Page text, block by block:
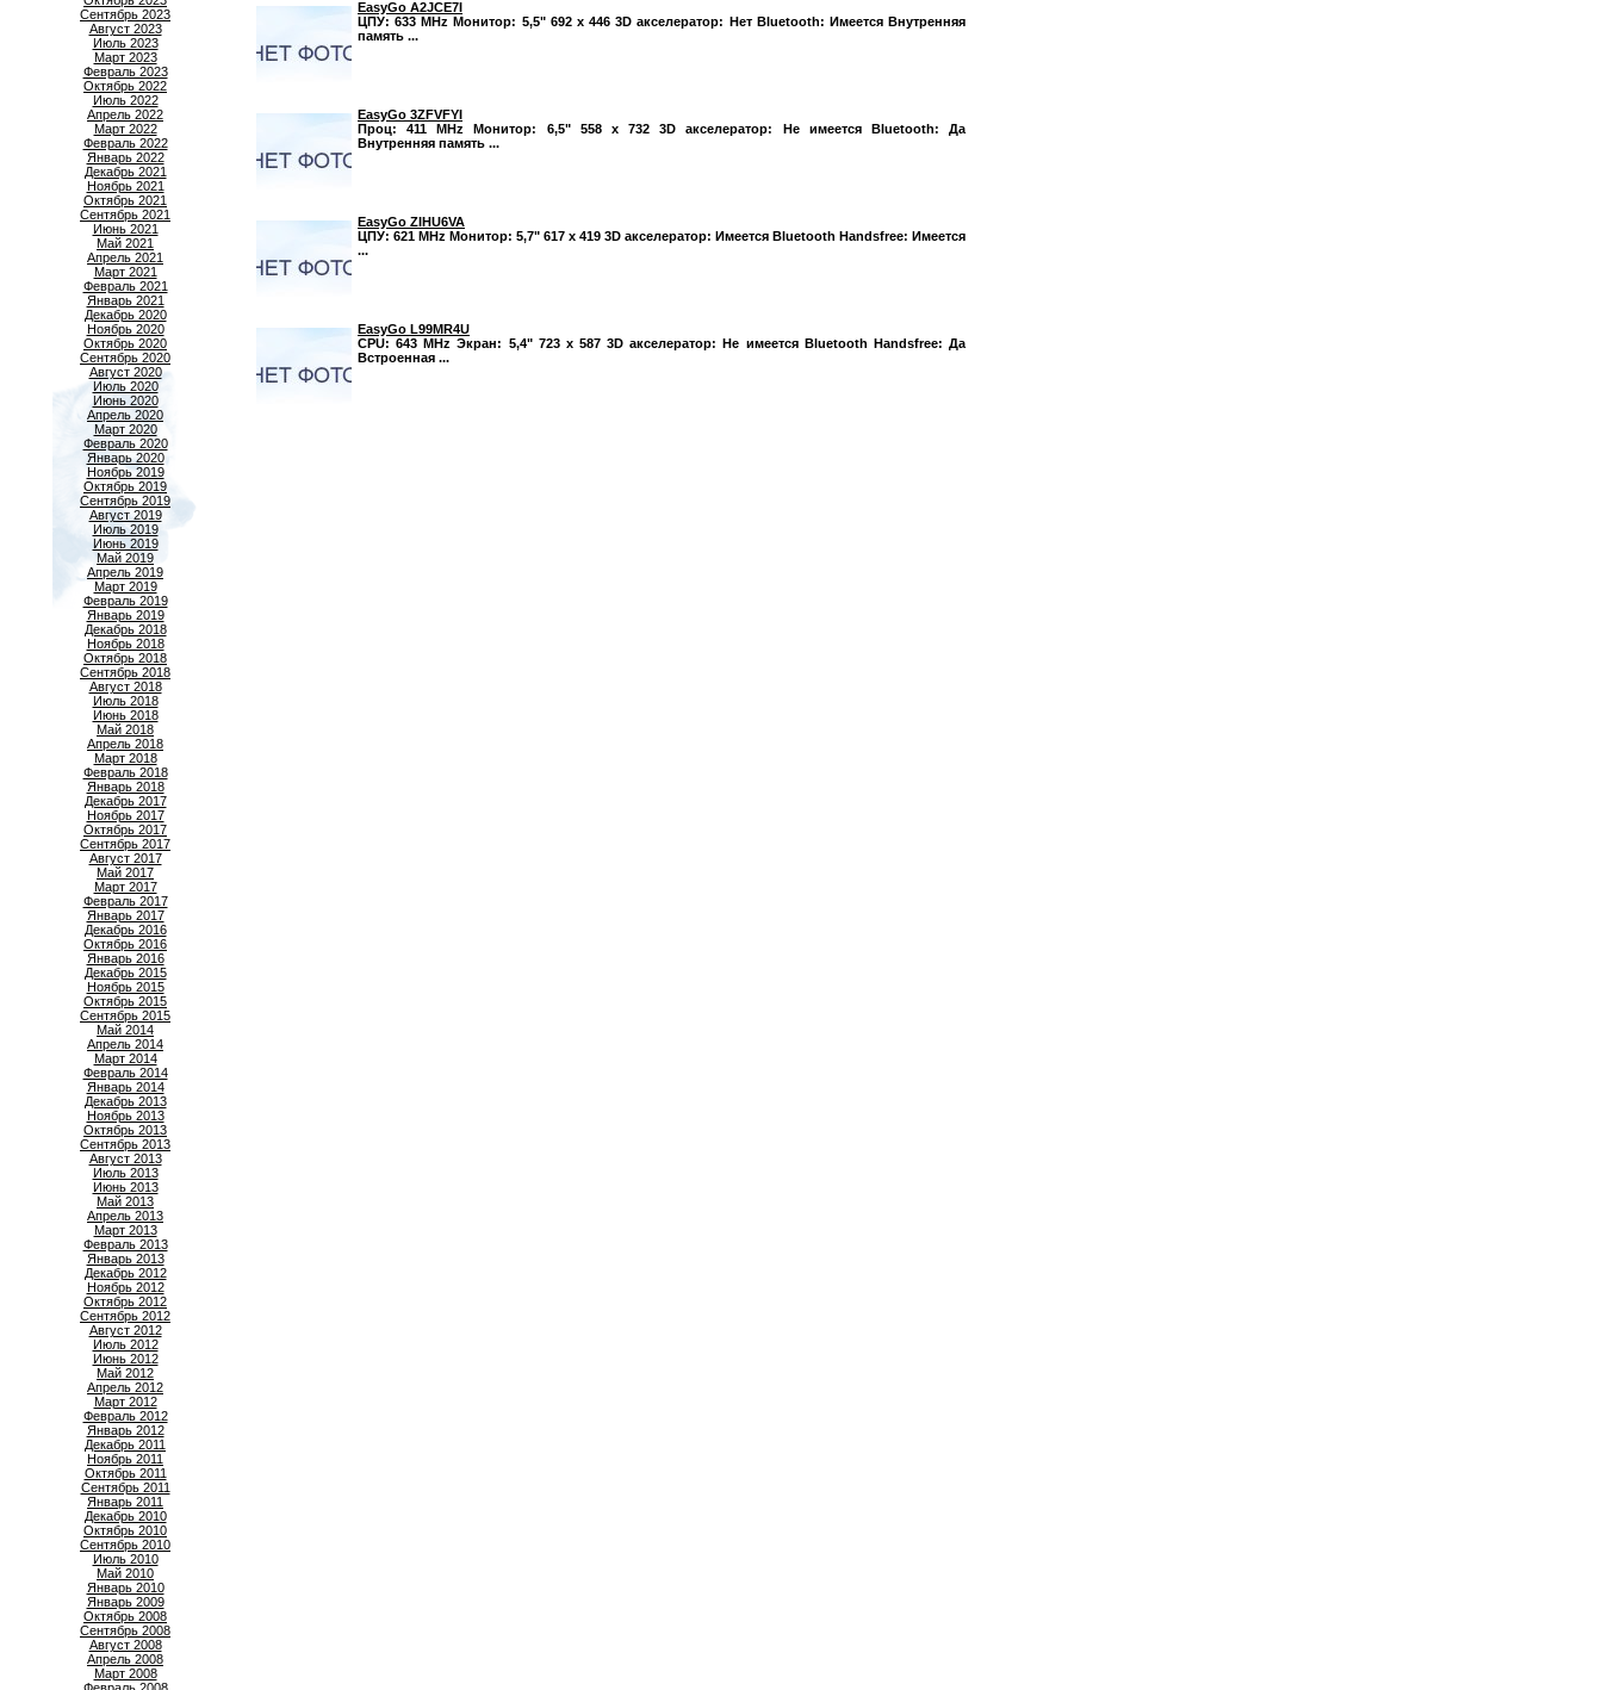
Сентябрь 2023
Август 2023
Июль 2023
Март 2023
Февраль 2023
Октябрь 2022
Июль 2022
Апрель 2022
Март 2022
Февраль 2022
Январь 2022
Декабрь 2021
Ноябрь 2021
Октябрь 2021
Сентябрь 2021
Июнь 2021
Май 2021
Апрель 2021
Март 2021
Февраль 2021
Январь 2021
Декабрь 2020
Ноябрь 2020
Октябрь 2020
Сентябрь 2020
Август 2020
Июль 2020
Июнь 2020
Апрель 2020
Март 2020
Февраль 2020
Январь 2020
Ноябрь 2019
Октябрь 2019
Сентябрь 2019
Август 2019
Июль 2019
Июнь 2019
Май 2019
Апрель 2019
Март 2019
Февраль 2019
Январь 2019
Декабрь 2018
Ноябрь 2018
Октябрь 2018
Сентябрь 2018
Август 2018
Июль 2018
Июнь 2018
Май 2018
Апрель 2018
Март 2018
Февраль 2018
Январь 2018
Декабрь 2017
Ноябрь 2017
Октябрь 2017
Сентябрь 2017
Август 2017
Май 2017
Март 2017
Февраль 2017
Январь 2017
Декабрь 2016
Октябрь 2016
Январь 2016
Декабрь 2015
Ноябрь 2015
Октябрь 2015
Сентябрь 2015
Май 2014
Апрель 2014
Март 2014
Февраль 2014
Январь 2014
Декабрь 2013
Ноябрь 2013
Октябрь 2013
Сентябрь 2013
Август 2013
Июль 2013
Июнь 2013
Май 2013
Апрель 2013
Март 2013
Февраль 2013
Январь 2013
Декабрь 2012
Ноябрь 2012
Октябрь 2012
Сентябрь 2012
Август 2012
Июль 2012
Июнь 2012
Май 2012
Апрель 2012
Март 2012
Февраль 2012
Январь 2012
Декабрь 2011
Ноябрь 2011
Октябрь 2011
Сентябрь 2011
Январь 2011
Декабрь 2010
Октябрь 2010
Сентябрь 2010
Июль 2010
Май 2010
Январь 2010
Январь 2009
Октябрь 2008
Сентябрь 2008
Август 2008
Апрель 2008
Март 2008
EasyGo A2JCE7I
ЦПУ: 633 MHz Монитор: 5,5" 692 x 446 3D акселератор: Нет Bluetooth: Имеется Внутренняя
память ...
EasyGo 3ZFVFYI
Проц: 411 MHz Монитор: 6,5" 558 x 732 3D акселератор: Не имеется Bluetooth: Да
Внутренняя память ...
EasyGo ZIHU6VA
ЦПУ: 621 MHz Монитор: 5,7" 617 x 419 3D акселератор: Имеется Bluetooth Handsfree: Имеется
...
EasyGo L99MR4U
CPU: 643 MHz Экран: 5,4" 723 x 587 3D акселератор: Не имеется Bluetooth Handsfree: Да
Встроенная ...